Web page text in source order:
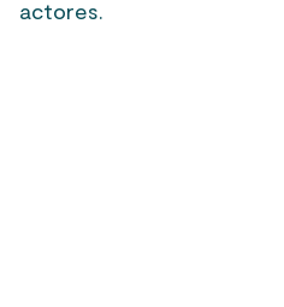
actores.